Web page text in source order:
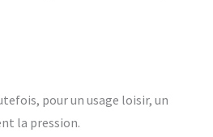
pour un usage loisir, un
la pression.